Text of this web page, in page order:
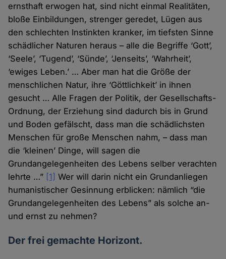
ernsthaft erwogen hat, sind nicht einmal Realitäten,
bloße Einbildungen, strenger geredet, Lügen aus
den schlechten Instinkten kranker, im tiefsten Sinne
schädlicher Naturen heraus – alle die Begriffe ‘Gott’,
‘Seele’, ‘Tugend’, ‘Sünde’, ‘Jenseits’, ‘Wahrheit’,
‘ewiges Leben.’ … Aber man hat die Größe der
menschlichen Natur, ihre ‘Göttlichkeit’ in ihnen
gesucht … Alle Fragen der Politik, der Gesellschafts-
Ordnung, der Erziehung sind dadurch bis in Grund
und Boden gefälscht, dass man die schädlichsten
Menschen für große Menschen nahm, – dass man
die ‘kleinen’ Dinge, will sagen die
Grundangelegenheiten des Lebens selber verachten
lehrte …” [1] Wer will darin nicht ein Grundanliegen
humanistischer Gesinnung erblicken: nämlich “die
Grundangelegenheiten des Lebens” als solche an-
und ernst zu nehmen?
Der frei gemachte Horizont.